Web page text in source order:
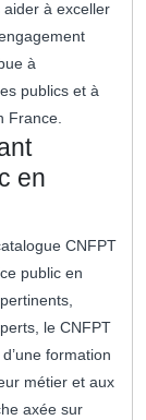
à exceller
à
publics et à
France.
en
CNFPT
public en
le CNFPT
formation
métier et aux
axée sur